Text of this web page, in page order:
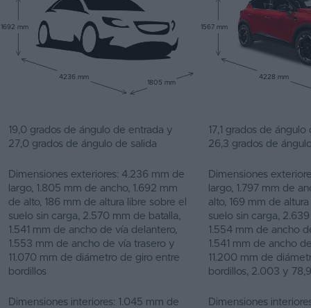
1692 mm
4236 mm
1805 mm
1567 mm
4228 mm
19,0 grados de ángulo de entrada y
27,0 grados de ángulo de salida
17,1 grados de
26,3 grados de
Dimensiones exteriores: 4.236 mm de
largo, 1.805 mm de ancho, 1.692 mm
de alto, 186 mm de altura libre sobre el
suelo sin carga, 2.570 mm de batalla,
1.541 mm de ancho de vía delantero,
1.553 mm de ancho de vía trasero y
11.070 mm de diámetro de giro entre
bordillos
Dimensiones
largo, 1.797 mm de
alto, 169 mm de
suelo sin carga,
1.554 mm de ancho
1.541 mm de ancho
11.200 mm de
bordillos, 2.003 y 78,9
Dimensiones interiores: 1.045 mm de Dimensiones